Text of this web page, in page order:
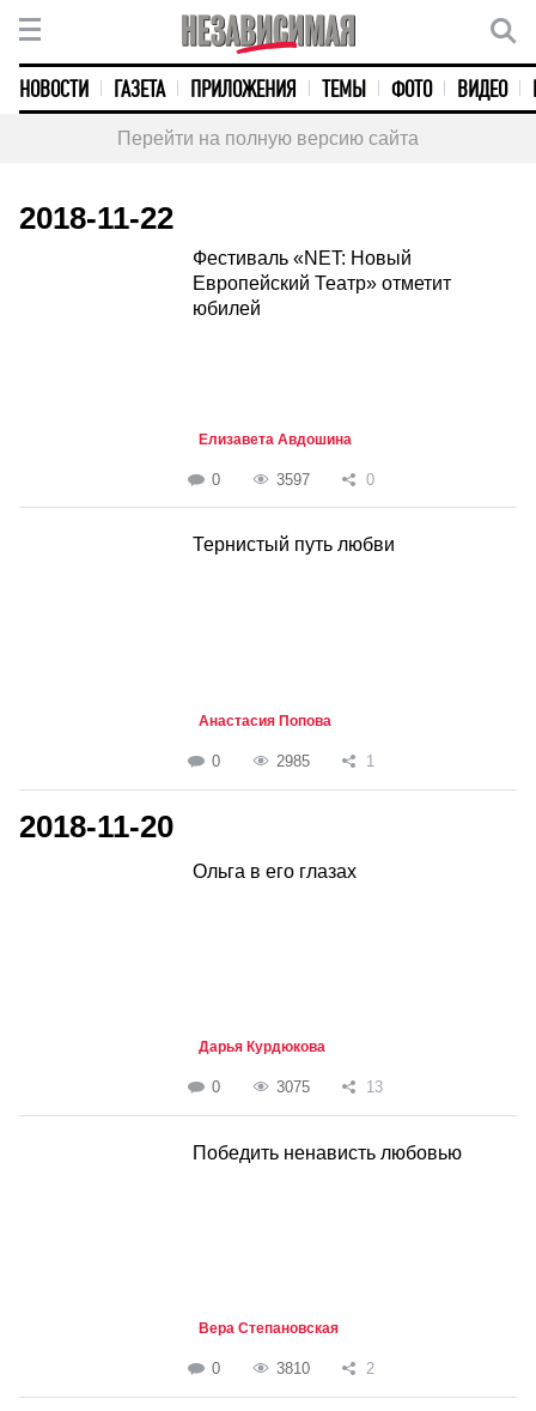
НОВОСТИ ГАЗЕТА ПРИЛОЖЕНИЯ ТЕМЫ ФОТО ВИДЕО
Перейти на полную версию сайта
2018-11-22
Фестиваль «NET: Новый
Европейский Театр» отметит
юбилей
Елизавета Авдошина
0 3597 0
Тернистый путь любви
Анастасия Попова
0 2985 1
2018-11-20
Ольга в его глазах
Дарья Курдюкова
0 3075 13
Победить ненависть любовью
Вера Степановская
0 3810 2